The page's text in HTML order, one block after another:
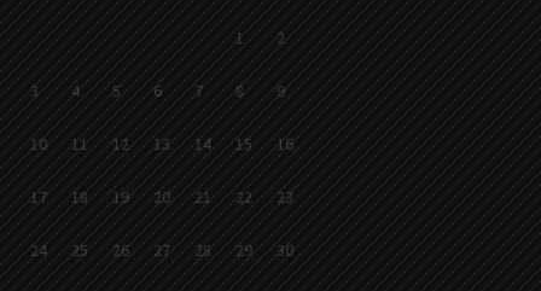
1 2
3 4 5 6 7 8 9
10 11 12 13 14 15 16
17 18 19 20 21 22 23
24 25 26 27 28 29 30